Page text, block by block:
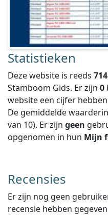
Statistieken
Deze website is reeds 714
Stamboom Gids. Er zijn 0
website een cijfer
De gemiddelde
van 10). Er zijn geen
opgenomen in hun Mijn
Recensies
Er zijn nog geen
recensie hebben